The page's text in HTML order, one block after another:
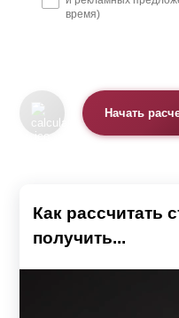
время)
Начать
Как рассчитать
получить...